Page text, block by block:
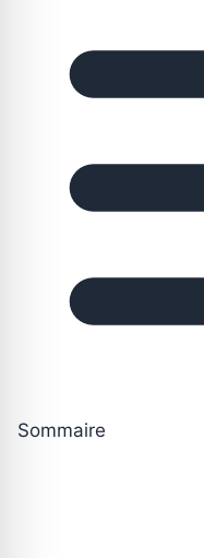
Sommaire